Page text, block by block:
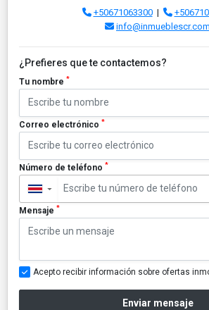
+50671063300|
info@inmueblescr.com
¿Prefieres que te contactemos?
Tu nombre *
Correo electrónico *
Número de teléfono *
▼
Mensaje *
Acepto recibir información sobre ofertas
Enviar mensaje